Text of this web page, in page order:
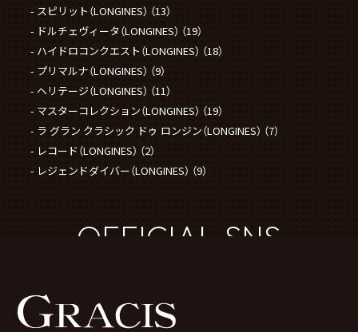
スピリット（LONGINES） （13）
ドルチェヴィータ（LONGINES） （19）
ハイドロコンクエスト（LONGINES） （18）
プリマルナ（LONGINES） （9）
ヘリテージ（LONGINES） （11）
マスターコレクション（LONGINES） （19）
ラ グラン クラシック ドゥ ロンジン（LONGINES） （7）
レコード（LONGINES） （2）
レジェンドダイバー（LONGINES） （9）
OFFICIAL SNS